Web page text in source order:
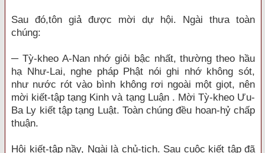
Sau đó,tôn giả được mời dự hội. Ngài thưa toàn
chúng:
─ Tỳ-kheo A-Nan nhớ giỏi bậc nhất, thường theo hầu
hạ Như-Lai, nghe pháp Phật nói ghi nhớ không sót,
như nước rót vào bình không rơi ngoài một giọt, nên
mời kiết-tập tạng Kinh và tạng Luận . Mời Tỳ-kheo Ưu-
Ba Ly kiết tập tạng Luật. Toàn chúng đều hoan-hỷ chấp
thuận.
Hội kiết-tập nầy, Ngài là chủ-tịch. Sau cuộc kiết tập đã